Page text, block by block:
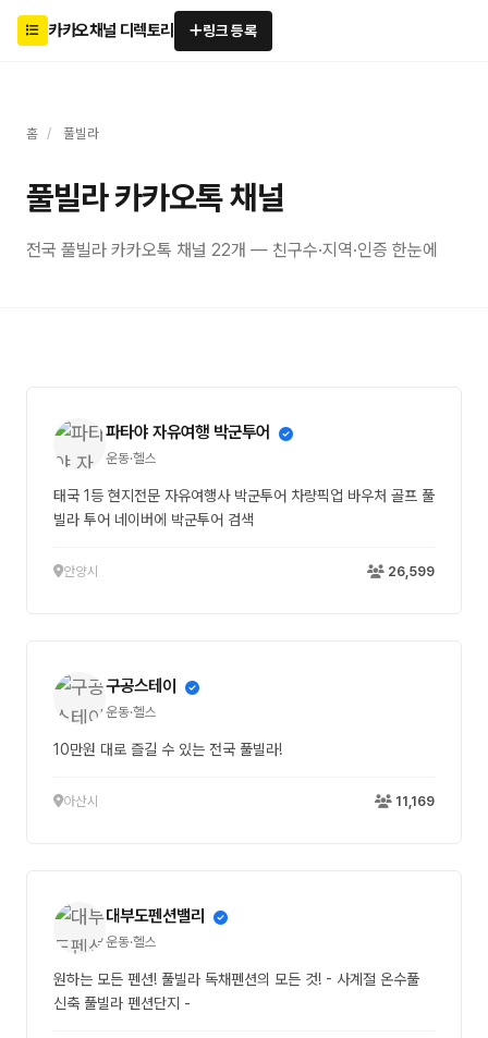
카카오채널 디렉토리 링크 등록
홈 / 풀빌라
풀빌라 카카오톡 채널
전국 풀빌라 카카오톡 채널 22개 — 친구수·지역·인증 한눈에
파타야 자유여행 박군투어
운동·헬스
태국 1등 현지전문 자유여행사 박군투어 차량픽업 바우처 골프 풀
빌라 투어 네이버에 박군투어 검색
안양시 26,599
구공스테이
운동·헬스
10만원 대로 즐길 수 있는 전국 풀빌라!
아산시 11,169
대부도펜션밸리
운동·헬스
원하는 모든 펜션! 풀빌라 독채펜션의 모든 것! - 사계절 온수풀
신축 풀빌라 펜션단지 -